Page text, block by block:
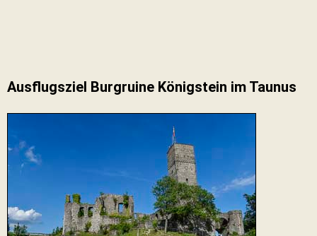
Ausflugsziel Burgruine Königstein im Taunus